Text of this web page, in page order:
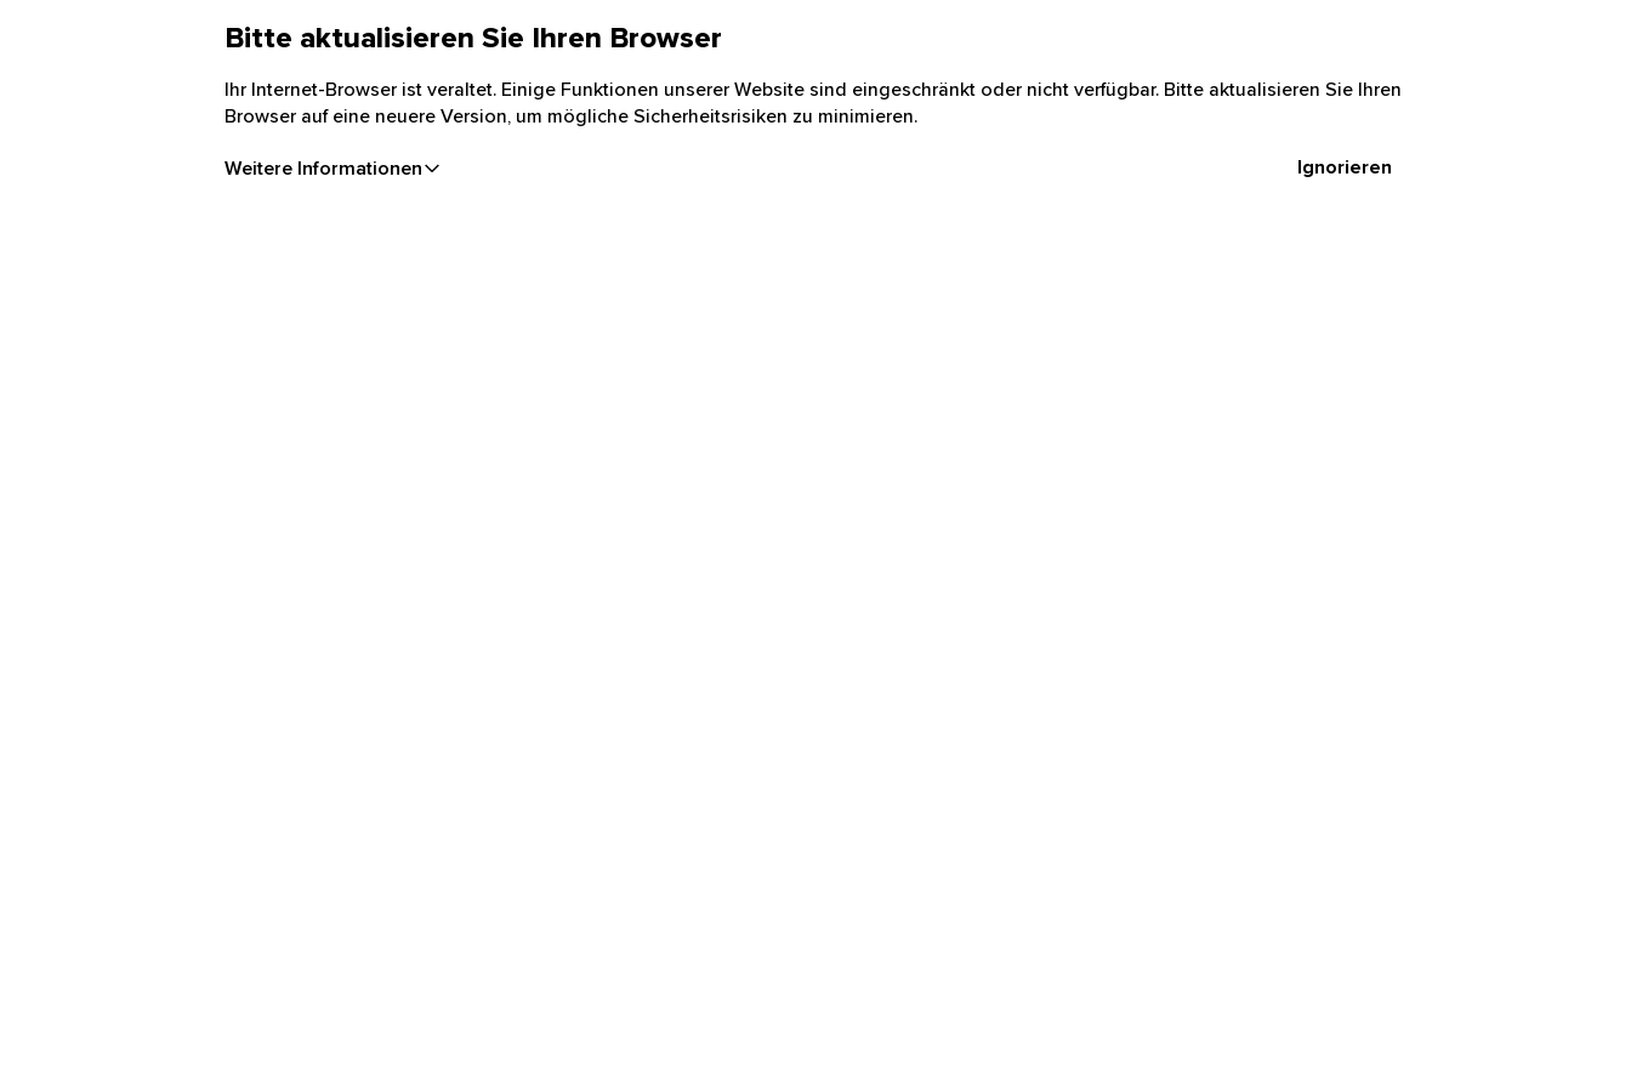
Bitte aktualisieren Sie Ihren Browser
Ihr Internet-Browser ist veraltet. Einige Funktionen unserer Website sind eingeschränkt oder nicht verfügbar. Bitte aktualisieren Sie Ihren
Browser auf eine neuere Version, um mögliche Sicherheitsrisiken zu minimieren.
Weitere Informationen Ignorieren